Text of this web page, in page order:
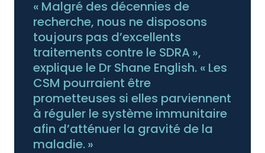
« Malgré des décennies de
recherche, nous ne disposons
toujours pas d’excellents
traitements contre le SDRA »,
explique le Dr Shane English. « Les
CSM pourraient être
prometteuses si elles parviennent
à réguler le système immunitaire
afin d’atténuer la gravité de la
maladie. »